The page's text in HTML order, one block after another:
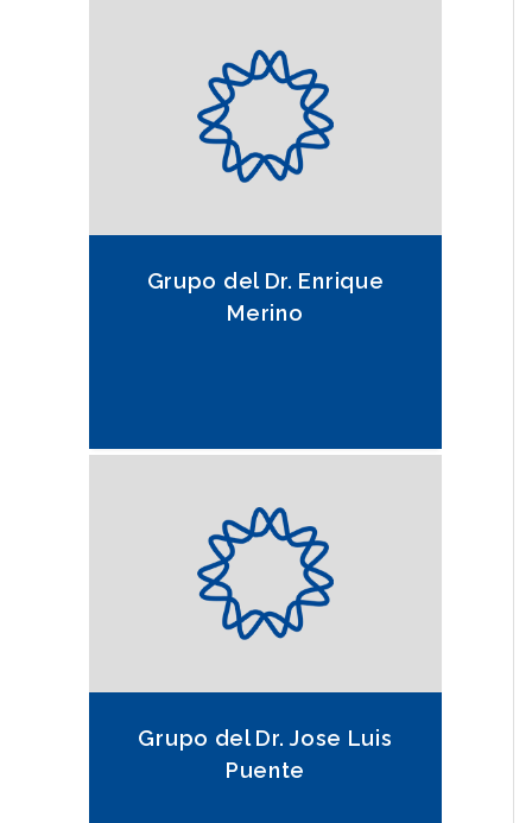
Grupo del Dr. Enrique
Merino
Grupo del Dr. Jose Luis
Puente